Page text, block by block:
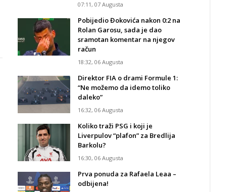
07:11, 07 Augusta
Pobijedio Đokovića nakon 0:2 na
Rolan Garosu, sada je dao
sramotan komentar na njegov
račun
18:32, 06 Augusta
Direktor FIA o drami Formule 1:
“Ne možemo da idemo toliko
daleko”
16:32, 06 Augusta
Koliko traži PSG i koji je
Liverpulov “plafon” za Bredlija
Barkolu?
16:30, 06 Augusta
Prva ponuda za Rafaela Leaa –
odbijena!